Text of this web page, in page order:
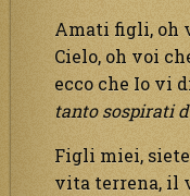
Amati figli, oh
Cielo, oh voi
ecco che Io vi
tanto sospirati
Figli miei,
vita terrena, il